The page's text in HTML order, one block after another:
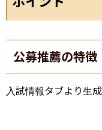
公募推薦の特徴
入試情報タブより生成